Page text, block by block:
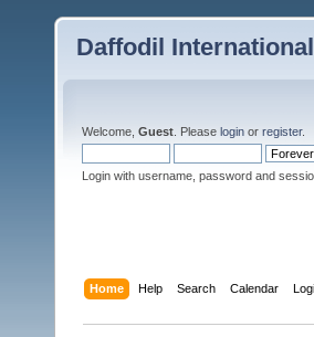
Daffodil
Welcome, Guest . Please login or register.
Login with username, password and
Home Help Search Calendar